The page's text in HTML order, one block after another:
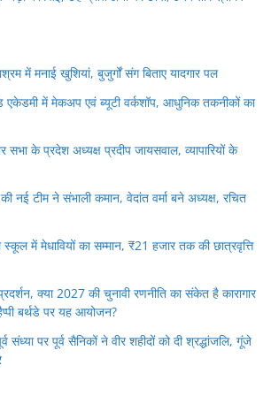
में मनाई खुशियां, बुजुर्गों संग बिताए यादगार पल
में मेकअप एवं ब्यूटी वर्कशॉप, आधुनिक तकनीकों का
सभा के प्रदेश अध्यक्ष प्रदीप जायसवाल, व्यापारियों के
नई टीम ने संभाली कमान, वेदांत वर्मा बने अध्यक्ष, रचित
में मेधावियों का सम्मान, ₹21 हजार तक की छात्रवृत्ति
क्या 2027 की चुनावी रणनीति का संकेत है कारागार
बर्थडे पर यह आयोजन?
संध्या पर पूर्व सैनिकों ने वीर शहीदों को दी श्रद्धांजलि, गूंजे